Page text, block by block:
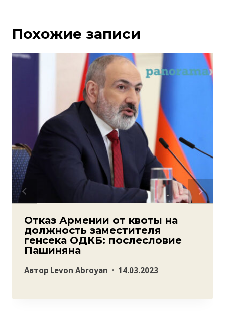
Похожие записи
Отказ Армении от квоты на
должность заместителя
генсека ОДКБ: послесловие
Пашиняна
Автор Levon Abroyan 14.03.2023